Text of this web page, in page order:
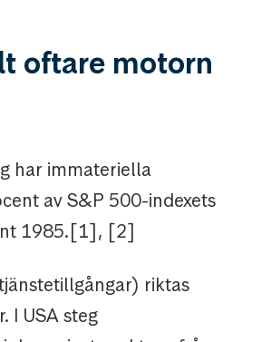
oftare motorn
har immateriella
av S&P 500-indexets
1985.[1], [2]
riktas
I USA steg